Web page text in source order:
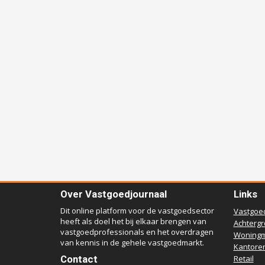
Over Vastgoedjournaal
Dit online platform voor de vastgoedsector
heeft als doel het bij elkaar brengen van
vastgoedprofessionals en het overdragen
van kennis in de gehele vastgoedmarkt.
Contact
Links
Retail